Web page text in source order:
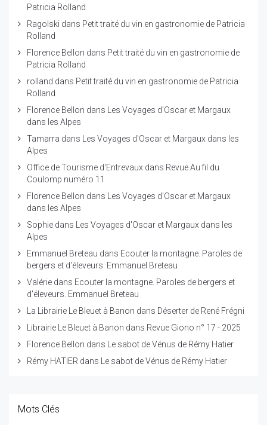
Patricia Rolland
Ragolski dans Petit traité du vin en gastronomie de Patricia
Rolland
Florence Bellon dans Petit traité du vin en gastronomie de
Patricia Rolland
rolland dans Petit traité du vin en gastronomie de Patricia
Rolland
Florence Bellon dans
Les Voyages d'Oscar et Margaux
dans les Alpes
Tamarra dans
Les Voyages d'Oscar et Margaux dans les
Alpes
Office de Tourisme d'Entrevaux dans Revue Au fil du
Coulomp numéro 11
Florence Bellon dans
Les Voyages d'Oscar et Margaux
dans les Alpes
Sophie dans
Les Voyages d'Oscar et Margaux dans les
Alpes
Emmanuel Breteau dans Ecouter la montagne. Paroles de
bergers et d'éleveurs. Emmanuel Breteau
Valérie dans Ecouter la montagne. Paroles de bergers et
d'éleveurs. Emmanuel Breteau
La Librairie Le Bleuet à Banon dans Déserter de René Frégni
Librairie Le Bleuet à Banon dans Revue Giono n° 17 - 2025
Florence Bellon dans
Le sabot de Vénus de Rémy Hatier
Rémy HATIER dans Le sabot de Vénus de Rémy Hatier
Mots Clés